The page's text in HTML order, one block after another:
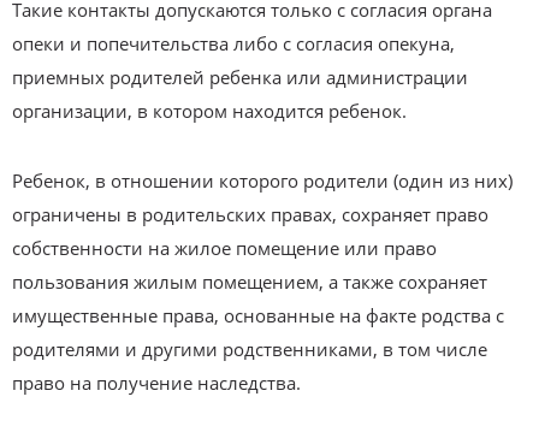
Такие контакты допускаются только с согласия органа
опеки и попечительства либо с согласия опекуна,
приемных родителей ребенка или администрации
организации, в котором находится ребенок.
Ребенок, в отношении которого родители (один из них)
ограничены в родительских правах, сохраняет право
собственности на жилое помещение или право
пользования жилым помещением, а также сохраняет
имущественные права, основанные на факте родства с
родителями и другими родственниками, в том числе
право на получение наследства.